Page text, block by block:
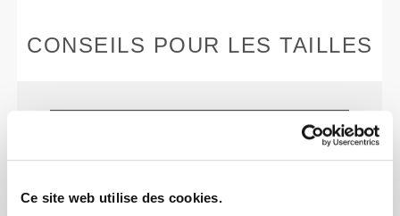
Ce site web utilise des cookies.
CONSEILS POUR LES TAILLES
Près du corps